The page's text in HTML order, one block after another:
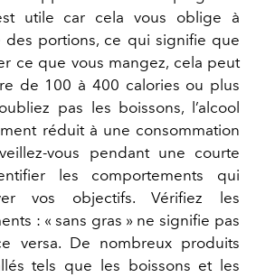
utile car cela vous oblige à
des portions, ce qui signifie que
ce que vous mangez, cela peut
de 100 à 400 calories ou plus
pas les boissons, l’alcool
réduit à une consommation
vous pendant une courte
les comportements qui
vos objectifs. Vérifiez les
: « sans gras » ne signifie pas
versa. De nombreux produits
tels que les boissons et les